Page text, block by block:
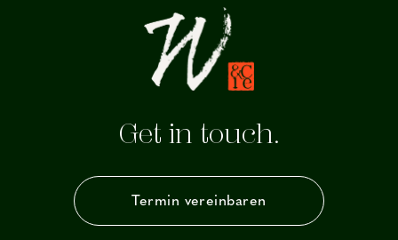
Get in touch.
Termin vereinbaren